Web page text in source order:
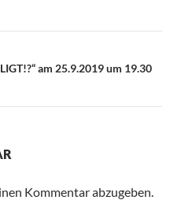
am 25.9.2019 um 19.30
Kommentar abzugeben.